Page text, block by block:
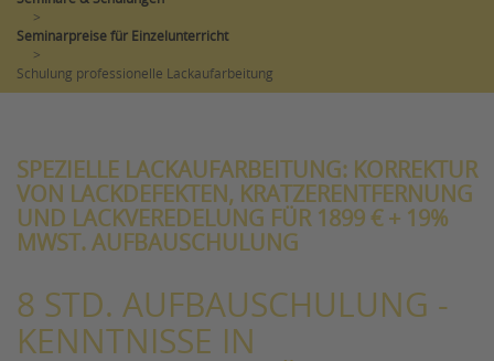
>
Seminarpreise für Einzelunterricht
>
Schulung professionelle Lackaufarbeitung
SPEZIELLE LACKAUFARBEITUNG: KORREKTUR
VON LACKDEFEKTEN, KRATZERENTFERNUNG
UND LACKVEREDELUNG FÜR 1899 € + 19%
MWST. AUFBAUSCHULUNG
8 STD. AUFBAUSCHULUNG -
KENNTNISSE IN